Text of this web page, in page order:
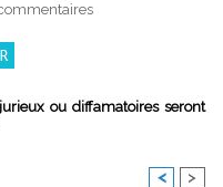
ou diffamatoires seront
< >